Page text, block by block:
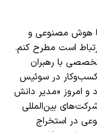
هوش مصنوعی و
است مطرح کنم.
با رهبران
در سوئیس
و امروز «مدیر دانش
بین‌المللی
در استخراج